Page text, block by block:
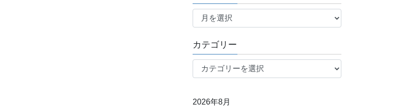
過
事
月
カテゴリー
テ
リ
2026年8月